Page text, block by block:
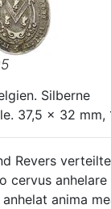
Silberne
37,5 x 32 mm,
Revers
cervus
anima